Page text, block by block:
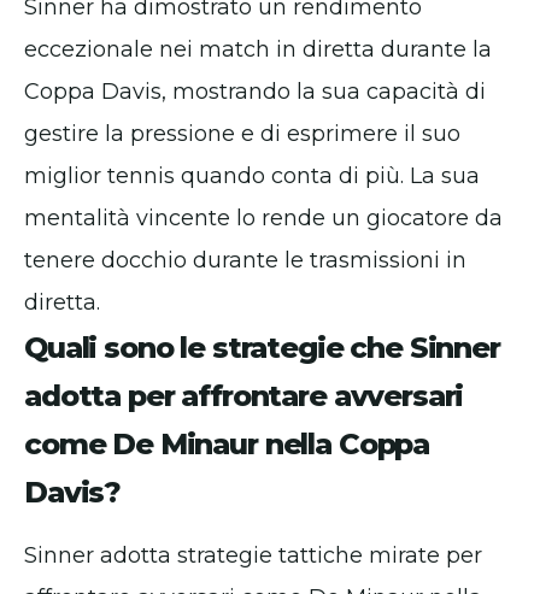
Sinner ha dimostrato un rendimento
eccezionale nei match in diretta durante la
Coppa Davis, mostrando la sua capacità di
gestire la pressione e di esprimere il suo
miglior tennis quando conta di più. La sua
mentalità vincente lo rende un giocatore da
tenere docchio durante le trasmissioni in
diretta.
Quali sono le strategie che Sinner
adotta per affrontare avversari
come De Minaur nella Coppa
Davis?
Sinner adotta strategie tattiche mirate per